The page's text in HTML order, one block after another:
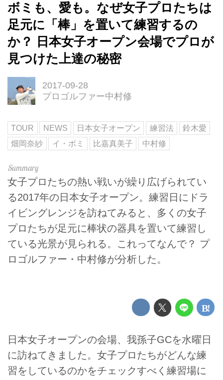
ボミも、愛も。なぜ女子プロたちは
足元に「棒」を置いて練習するの
か？ 日本女子オープン会場でプロが
見つけた上達の秘密
2017-09-28
プロゴルファー中村修
TOUR NEWS 日本女子オープン 練習法
鈴木愛
畑岡奈紗
イ・ボミ 比嘉真美子 中村修
女子プロたちの熱い戦いが繰り広げられてい
る2017年の日本女子オープン。練習日にドラ
イビングレンジを訪ねてみると、多くの女子
プロたちが足元に棒状の器具を置いて練習し
ている光景が見られる。これってなんで？ プ
ロゴルファー・中村修が分析した。
日本女子オープンの会場、我孫子GCを水曜日
に訪ねてきました。女子プロたちがどんな練
習をしているのかをチェックすべく練習場に